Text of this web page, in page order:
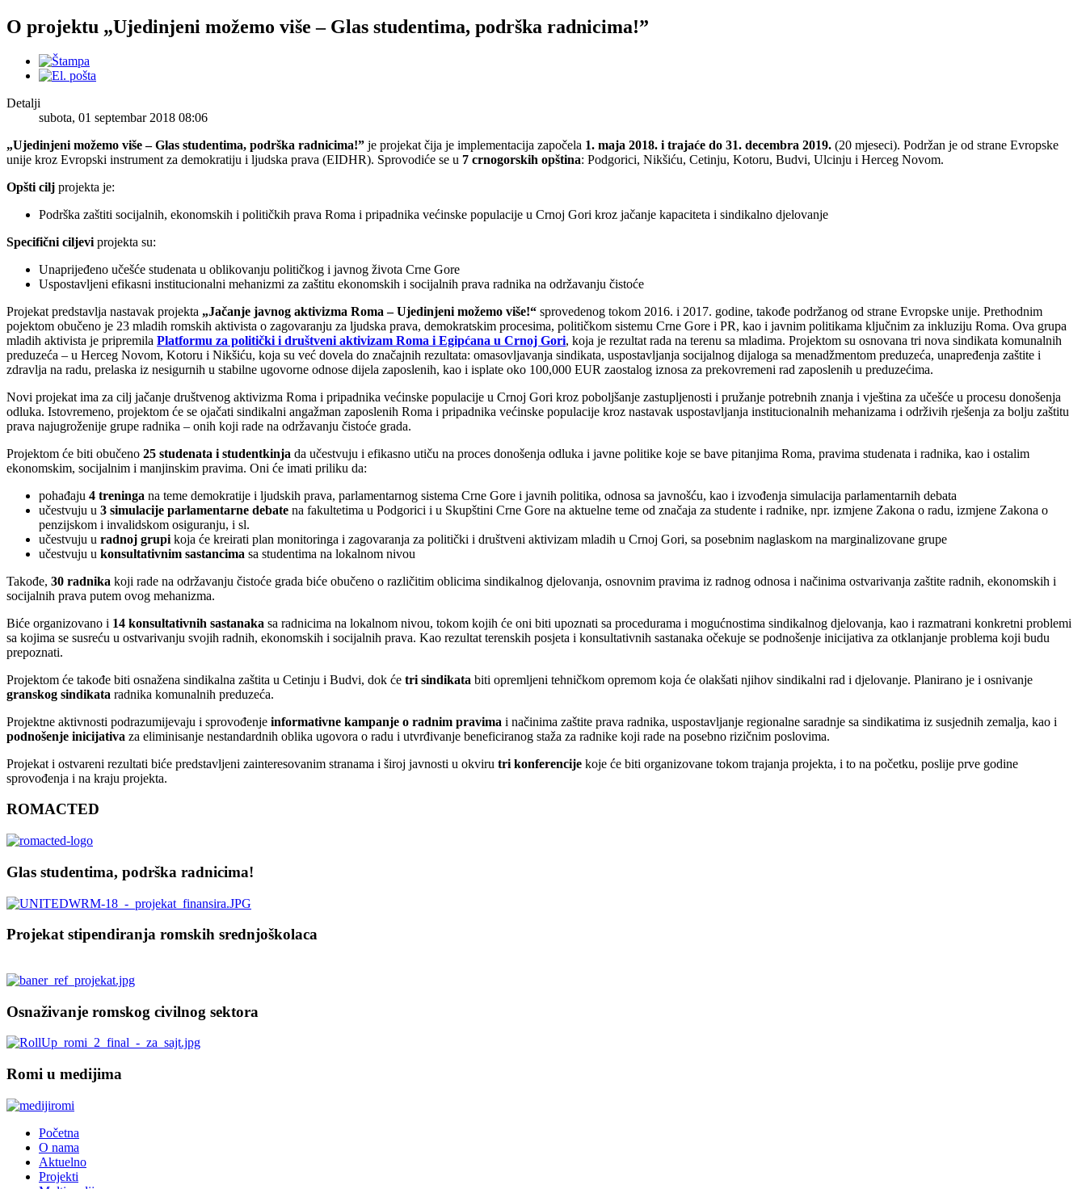
O projektu „Ujedinjeni možemo više – Glas studentima, podrška radnicima!”
Detalji
subota, 01 septembar 2018 08:06
„Ujedinjeni možemo više – Glas studentima, podrška radnicima!” je projekat čija je implementacija započela 1. maja 2018. i trajaće do 31. decembra 2019. (20 mjeseci). Podržan je od strane Evropske
unije kroz Evropski instrument za demokratiju i ljudska prava (EIDHR). Sprovodiće se u 7 crnogorskih opština: Podgorici, Nikšiću, Cetinju, Kotoru, Budvi, Ulcinju i Herceg Novom.
Opšti cilj projekta je:
Podrška zaštiti socijalnih, ekonomskih i političkih prava Roma i pripadnika većinske populacije u Crnoj Gori kroz jačanje kapaciteta i sindikalno djelovanje
Specifični ciljevi projekta su:
Unaprijeđeno učešće studenata u oblikovanju političkog i javnog života Crne Gore
Uspostavljeni efikasni institucionalni mehanizmi za zaštitu ekonomskih i socijalnih prava radnika na održavanju čistoće
Projekat predstavlja nastavak projekta „Jačanje javnog aktivizma Roma – Ujedinjeni možemo više!“ sprovedenog tokom 2016. i 2017. godine, takođe podržanog od strane Evropske unije. Prethodnim
pojektom obučeno je 23 mladih romskih aktivista o zagovaranju za ljudska prava, demokratskim procesima, političkom sistemu Crne Gore i PR, kao i javnim politikama ključnim za inkluziju Roma. Ova grupa
mladih aktivista je pripremila Platformu za politički i društveni aktivizam Roma i Egipćana u Crnoj Gori, koja je rezultat rada na terenu sa mladima. Projektom su osnovana tri nova sindikata komunalnih
preduzeća – u Herceg Novom, Kotoru i Nikšiću, koja su već dovela do značajnih rezultata: omasovljavanja sindikata, uspostavljanja socijalnog dijaloga sa menadžmentom preduzeća, unapređenja zaštite i
zdravlja na radu, prelaska iz nesigurnih u stabilne ugovorne odnose dijela zaposlenih, kao i isplate oko 100,000 EUR zaostalog iznosa za prekovremeni rad zaposlenih u preduzećima.
Novi projekat ima za cilj jačanje društvenog aktivizma Roma i pripadnika većinske populacije u Crnoj Gori kroz poboljšanje zastupljenosti i pružanje potrebnih znanja i vještina za učešće u procesu donošenja
odluka. Istovremeno, projektom će se ojačati sindikalni angažman zaposlenih Roma i pripadnika većinske populacije kroz nastavak uspostavljanja institucionalnih mehanizama i održivih rješenja za bolju zaštitu
prava najugroženije grupe radnika – onih koji rade na održavanju čistoće grada.
Projektom će biti obučeno 25 studenata i studentkinja da učestvuju i efikasno utiču na proces donošenja odluka i javne politike koje se bave pitanjima Roma, pravima studenata i radnika, kao i ostalim
ekonomskim, socijalnim i manjinskim pravima. Oni će imati priliku da:
pohađaju 4 treninga na teme demokratije i ljudskih prava, parlamentarnog sistema Crne Gore i javnih politika, odnosa sa javnošću, kao i izvođenja simulacija parlamentarnih debata
učestvuju u 3 simulacije parlamentarne debate na fakultetima u Podgorici i u Skupštini Crne Gore na aktuelne teme od značaja za studente i radnike, npr. izmjene Zakona o radu, izmjene Zakona o
penzijskom i invalidskom osiguranju, i sl.
učestvuju u radnoj grupi koja će kreirati plan monitoringa i zagovaranja za politički i društveni aktivizam mladih u Crnoj Gori, sa posebnim naglaskom na marginalizovane grupe
učestvuju u konsultativnim sastancima sa studentima na lokalnom nivou
Takođe, 30 radnika koji rade na održavanju čistoće grada biće obučeno o različitim oblicima sindikalnog djelovanja, osnovnim pravima iz radnog odnosa i načinima ostvarivanja zaštite radnih, ekonomskih i
socijalnih prava putem ovog mehanizma.
Biće organizovano i 14 konsultativnih sastanaka sa radnicima na lokalnom nivou, tokom kojih će oni biti upoznati sa procedurama i mogućnostima sindikalnog djelovanja, kao i razmatrani konkretni problemi
sa kojima se susreću u ostvarivanju svojih radnih, ekonomskih i socijalnih prava. Kao rezultat terenskih posjeta i konsultativnih sastanaka očekuje se podnošenje inicijativa za otklanjanje problema koji budu
prepoznati.
Projektom će takođe biti osnažena sindikalna zaštita u Cetinju i Budvi, dok će tri sindikata biti opremljeni tehničkom opremom koja će olakšati njihov sindikalni rad i djelovanje. Planirano je i osnivanje
granskog sindikata radnika komunalnih preduzeća.
Projektne aktivnosti podrazumijevaju i sprovođenje informativne kampanje o radnim pravima i načinima zaštite prava radnika, uspostavljanje regionalne saradnje sa sindikatima iz susjednih zemalja, kao i
podnošenje inicijativa za eliminisanje nestandardnih oblika ugovora o radu i utvrđivanje beneficiranog staža za radnike koji rade na posebno rizičnim poslovima.
Projekat i ostvareni rezultati biće predstavljeni zainteresovanim stranama i široj javnosti u okviru tri konferencije koje će biti organizovane tokom trajanja projekta, i to na početku, poslije prve godine
sprovođenja i na kraju projekta.
ROMACTED
Glas studentima, podrška radnicima!
Projekat stipendiranja romskih srednjoškolaca
Osnaživanje romskog civilnog sektora
Romi u medijima
Početna
O nama
Aktuelno
Projekti